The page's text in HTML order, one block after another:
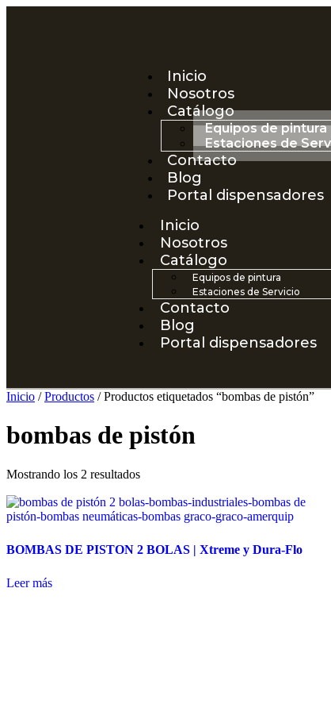
Inicio
Nosotros
Catálogo
Equipos de pintura
Estaciones de
Contacto
Blog
Portal dispensadores
Inicio
Nosotros
Catálogo
Equipos de pintura
Estaciones de Servicio
Contacto
Blog
Portal dispensadores
Inicio /Productos / Productos etiquetados “bombas de pistón”
bombas de pistón
Mostrando los 2 resultados
BOMBAS DE PISTON 2 BOLAS | Xtreme y Dura-Flo
Leer más